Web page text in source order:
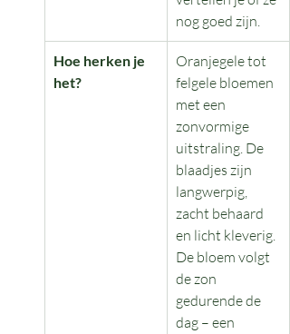
nog goed zijn.
Hoe herken je
het?
Oranjegele tot
felgele bloemen
met een
zonvormige
uitstraling. De
blaadjes zijn
langwerpig,
zacht behaard
en licht kleverig.
De bloem volgt
de zon
gedurende de
dag – een